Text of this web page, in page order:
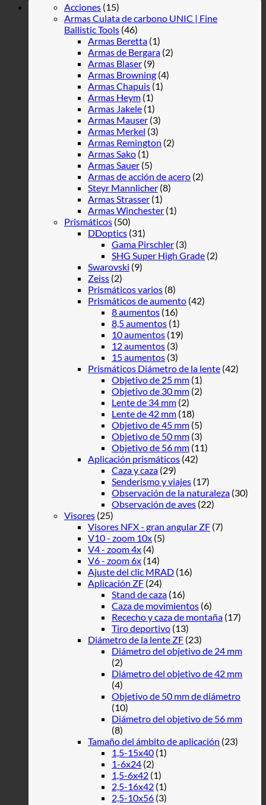
Acciones (15)
Armas Culata de carbono UNIC | Fine
Ballistic Tools (46)
Armas Beretta (1)
Armas de Bergara (2)
Armas Blaser (9)
Armas Browning (4)
Armas Chapuis (1)
Armas Heym (1)
Armas Jakele (1)
Armas Mauser (3)
Armas Merkel (3)
Armas Remington (2)
Armas Sako (1)
Armas Sauer (5)
Armas de acción de acero (2)
Steyr Mannlicher (8)
Armas Strasser (1)
Armas Winchester (1)
Prismáticos (50)
DDoptics (31)
Gama Pirschler (3)
SHG Super High Grade (2)
Swarovski (9)
Zeiss (2)
Prismáticos varios (8)
Prismáticos de aumento (42)
8 aumentos (16)
8,5 aumentos (1)
10 aumentos (19)
12 aumentos (3)
15 aumentos (3)
Prismáticos Diámetro de la lente (42)
Objetivo de 25 mm (1)
Objetivo de 30 mm (2)
Lente de 34 mm (2)
Lente de 42 mm (18)
Objetivo de 45 mm (5)
Objetivo de 50 mm (3)
Objetivo de 56 mm (11)
Aplicación prismáticos (42)
Caza y caza (29)
Senderismo y viajes (17)
Observación de la naturaleza (30)
Observación de aves (22)
Visores (25)
Visores NFX - gran angular ZF (7)
V10 - zoom 10x (5)
V4 - zoom 4x (4)
V6 - zoom 6x (14)
Ajuste del clic MRAD (16)
Aplicación ZF (24)
Stand de caza (16)
Caza de movimientos (6)
Rececho y caza de montaña (17)
Tiro deportivo (13)
Diámetro de la lente ZF (23)
Diámetro del objetivo de 24 mm
(2)
Diámetro del objetivo de 42 mm
(4)
Objetivo de 50 mm de diámetro
(10)
Diámetro del objetivo de 56 mm
(8)
Tamaño del ámbito de aplicación (23)
1,5-15x40 (1)
1-6x24 (2)
1,5-6x42 (1)
2,5-16x42 (1)
2,5-10x56 (3)